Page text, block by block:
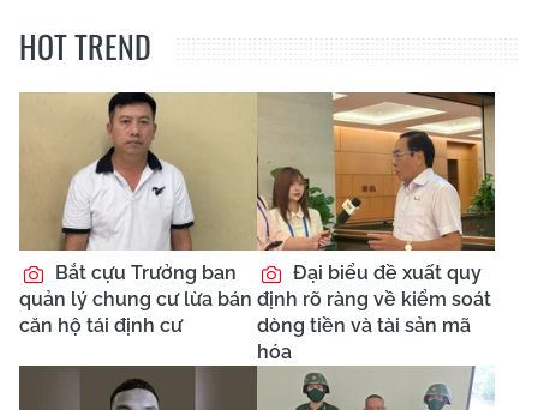
HOT TREND
Bắt cựu Trưởng ban
quản lý chung cư lừa bán
căn hộ tái định cư
Đại biểu đề xuất quy
định rõ ràng về kiểm soát
dòng tiền và tài sản mã
hóa